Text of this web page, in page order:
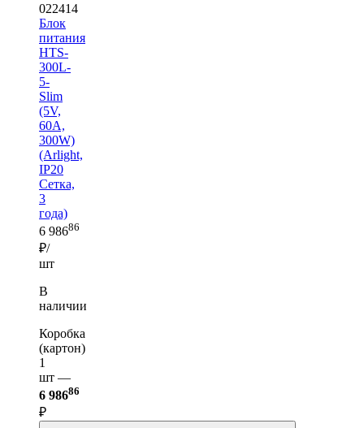
022414
Блок
питания
HTS-
300L-
5-
Slim
(5V,
60A,
300W)
(Arlight,
IP20
Сетка,
3
года)
6 98686
₽/
шт
В
наличии
Коробка
(картон)
1
шт —
6 98686
₽